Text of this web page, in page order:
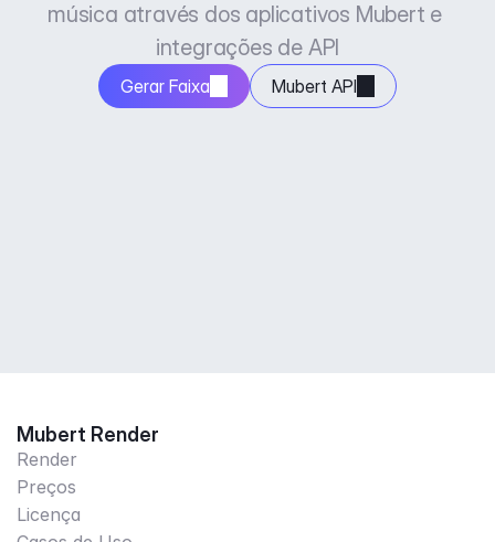
música através dos aplicativos Mubert e
integrações de API
Gerar Faixa Mubert API
Mubert Render
Render
Preços
Licença